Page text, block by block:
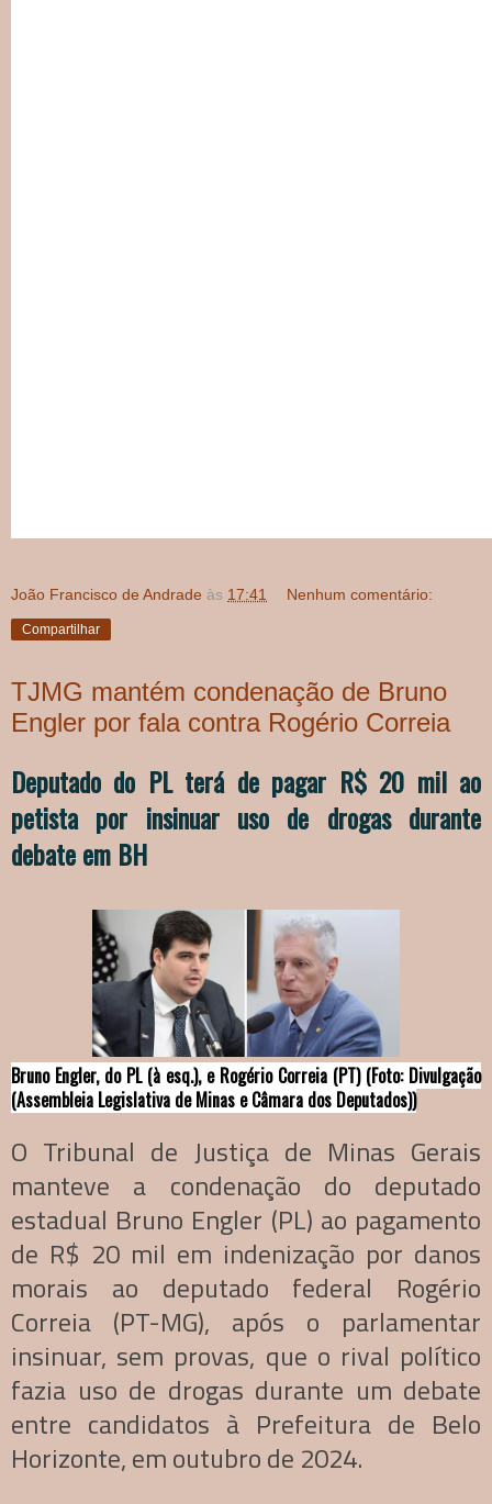
João Francisco de Andrade às 17:41 Nenhum comentário:
Compartilhar
TJMG mantém condenação de Bruno
Engler por fala contra Rogério Correia
Deputado do PL terá de pagar R$ 20 mil ao
petista por insinuar uso de drogas durante
debate em BH
Bruno Engler, do PL (à esq.), e Rogério Correia (PT) (Foto: Divulgação
(Assembleia Legislativa de Minas e Câmara dos Deputados))
O Tribunal de Justiça de Minas Gerais
manteve a condenação do deputado
estadual Bruno Engler (PL) ao pagamento
de R$ 20 mil em indenização por danos
morais ao deputado federal Rogério
Correia (PT-MG), após o parlamentar
insinuar, sem provas, que o rival político
fazia uso de drogas durante um debate
entre candidatos à Prefeitura de Belo
Horizonte, em outubro de 2024.